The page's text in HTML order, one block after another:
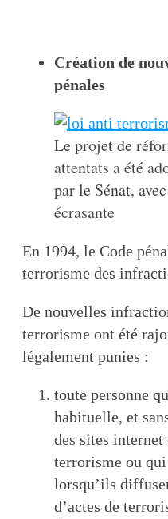
Création de
pénales
Le projet de
attentats a été
par le Sénat,
écrasante
En 1994, le Code
terrorisme des
De nouvelles
terrorisme ont été
légalement punies :
toute personne
habituelle, et
des sites
terrorisme ou
lorsqu’ils
d’actes de